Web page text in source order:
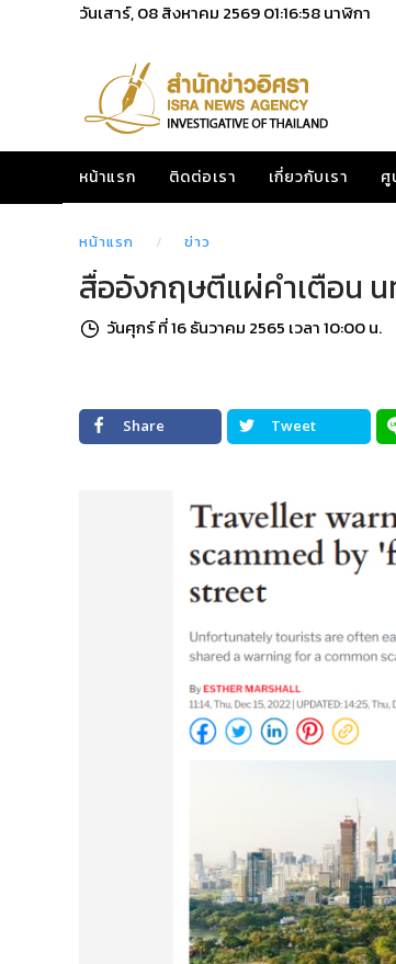
วันเสาร์, 08 สิงหาคม 256901:16:59นาฬิกา
หน้าแรก ติดต่อเรา เกี่ยวกับเรา ศู
หน้าแรก ข่าว
สื่ออังกฤษตีแผ่คำเตือน น
วันศุกร์ ที่ 16 ธันวาคม 2565 เวลา 10:00 น.
Share Tweet